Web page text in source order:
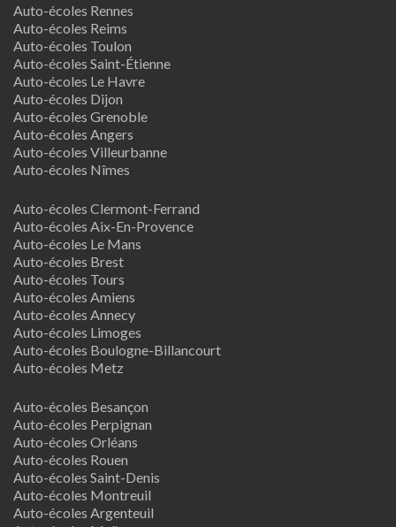
Auto-écoles Rennes
Auto-écoles Reims
Auto-écoles Toulon
Auto-écoles Saint-Étienne
Auto-écoles Le Havre
Auto-écoles Dijon
Auto-écoles Grenoble
Auto-écoles Angers
Auto-écoles Villeurbanne
Auto-écoles Nîmes
Auto-écoles Clermont-Ferrand
Auto-écoles Aix-En-Provence
Auto-écoles Le Mans
Auto-écoles Brest
Auto-écoles Tours
Auto-écoles Amiens
Auto-écoles Annecy
Auto-écoles Limoges
Auto-écoles Boulogne-Billancourt
Auto-écoles Metz
Auto-écoles Besançon
Auto-écoles Perpignan
Auto-écoles Orléans
Auto-écoles Rouen
Auto-écoles Saint-Denis
Auto-écoles Montreuil
Auto-écoles Argenteuil